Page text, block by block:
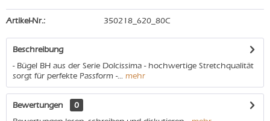
Artikel-Nr.: 350218_620_80C
Beschreibung
- Bügel BH aus der Serie Dolcissima - hochwertige Stretchqualität
sorgt für perfekte Passform -... mehr
Bewertungen
0